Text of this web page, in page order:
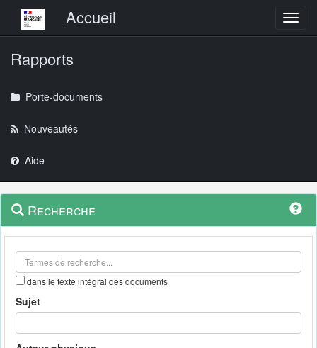
Menu principalAccueil
Rapports
Porte-documents
Nouveautés
Aide
Navigation
outils
Menu
contextuel
Recherche
dans le texte intégral des documents
Sujet